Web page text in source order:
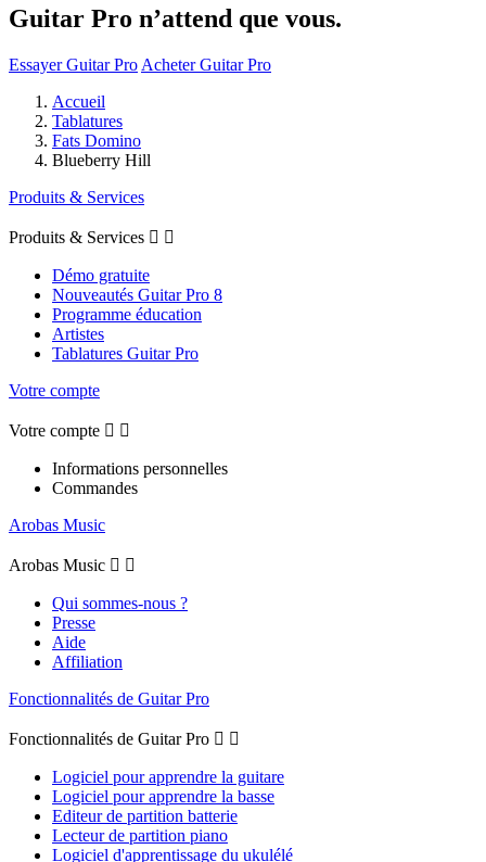
Guitar Pro n’attend que vous.
Essayer Guitar Pro Acheter Guitar Pro
Accueil
Tablatures
Fats Domino
Blueberry Hill
Produits & Services
Produits & Services  
Démo gratuite
Nouveautés Guitar Pro 8
Programme éducation
Artistes
Tablatures Guitar Pro
Votre compte
Votre compte  
Informations personnelles
Commandes
Arobas Music
Arobas Music  
Qui sommes-nous ?
Presse
Aide
Affiliation
Fonctionnalités de Guitar Pro
Fonctionnalités de Guitar Pro  
Logiciel pour apprendre la guitare
Logiciel pour apprendre la basse
Editeur de partition batterie
Lecteur de partition piano
Logiciel d'apprentissage du ukulélé